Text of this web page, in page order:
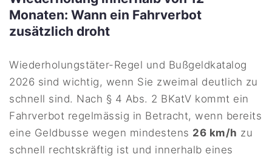
Monaten: Wann ein Fahrverbot
zusätzlich droht
Wiederholungstäter-Regel und Bußgeldkatalog
2026 sind wichtig, wenn Sie zweimal deutlich zu
schnell sind. Nach § 4 Abs. 2 BKatV kommt ein
Fahrverbot regelmässig in Betracht, wenn bereits
eine Geldbusse wegen mindestens 26 km/h zu
schnell rechtskräftig ist und innerhalb eines